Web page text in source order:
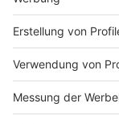
Impressum